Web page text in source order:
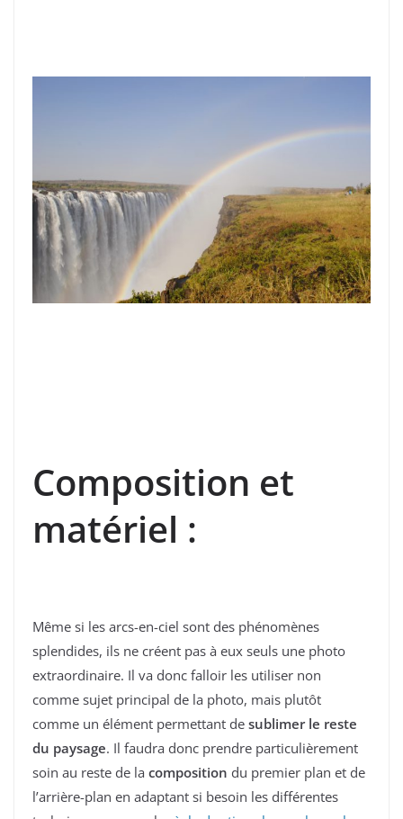
Composition et
matériel :
Même si les arcs-en-ciel sont des phénomènes
splendides, ils ne créent pas à eux seuls une photo
extraordinaire. Il va donc falloir les utiliser non
comme sujet principal de la photo, mais plutôt
comme un élément permettant de sublimer le reste
du paysage. Il faudra donc prendre particulièrement
soin au reste de la composition du premier plan et de
l’arrière-plan en adaptant si besoin les différentes